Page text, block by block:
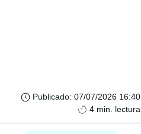
Publicado: 07/07/2026 16:40
4 min. lectura